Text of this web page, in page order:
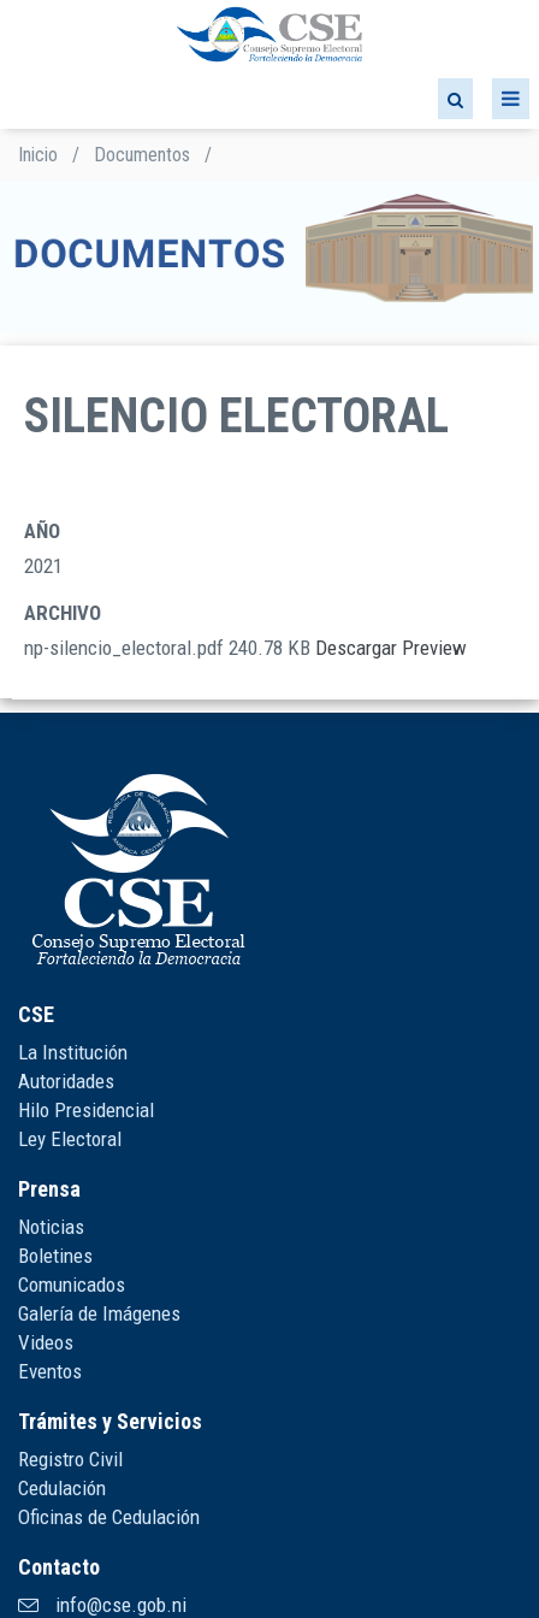
Sobrescribir
ayuda
a
Inicio / Documentos /
SILENCIO ELECTORAL
AÑO
2021
ARCHIVO
np-silencio_electoral.pdf 240.78 KB Descargar Preview
CSE
La Institución
Autoridades
Hilo Presidencial
Ley Electoral
Prensa
Noticias
Boletines
Comunicados
Galería de Imágenes
Videos
Eventos
Trámites y Servicios
Registro Civil
Cedulación
Oficinas de Cedulación
Contacto
info@cse.gob.ni